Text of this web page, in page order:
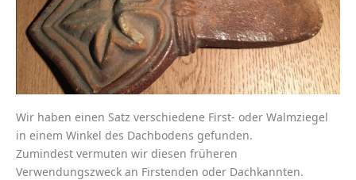
Wir haben einen Satz verschiedene First- oder Walmziegel
in einem Winkel des Dachbodens gefunden.
Zumindest vermuten wir diesen früheren
Verwendungszweck an Firstenden oder Dachkannten.